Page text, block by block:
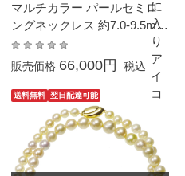
マルチカラー パールセミロ
ングネックレス 約7.0-9.5mm
約100cm シルバー SV 結婚式
冠婚葬祭 葬儀 フォーマル パ
ーティー カジュアル 普段使
い 大粒 大ぶり
販売価格 66,000円 税込
送料無料 翌日配達可能